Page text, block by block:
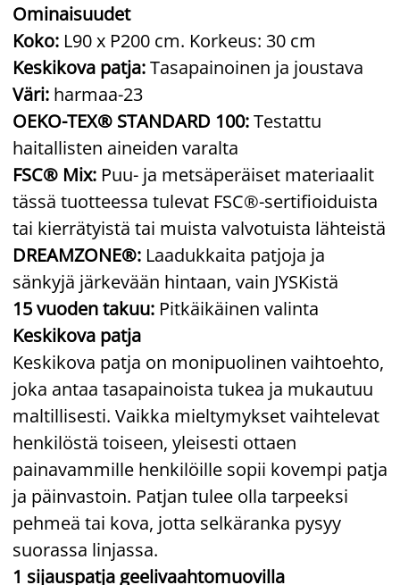
Ominaisuudet
Koko: L90 x P200 cm. Korkeus: 30 cm
Keskikova patja:Tasapainoinen ja joustava
Väri: harmaa-23
OEKO-TEX® STANDARD 100:Testattu
haitallisten aineiden varalta
FSC® Mix: Puu- ja metsäperäiset materiaalit
tässä tuotteessa tulevat FSC®-sertifioiduista
tai kierrätyistä tai muista valvotuista lähteistä
DREAMZONE®: Laadukkaita patjoja ja
sänkyjä järkevään hintaan, vain JYSKistä
15 vuoden takuu: Pitkäikäinen valinta
Keskikova patja
Keskikova patja on monipuolinen vaihtoehto,
joka antaa tasapainoista tukea ja mukautuu
maltillisesti. Vaikka mieltymykset vaihtelevat
henkilöstä toiseen, yleisesti ottaen
painavammille henkilöille sopii kovempi patja
ja päinvastoin. Patjan tulee olla tarpeeksi
pehmeä tai kova, jotta selkäranka pysyy
suorassa linjassa.
1 sijauspatja geelivaahtomuovilla